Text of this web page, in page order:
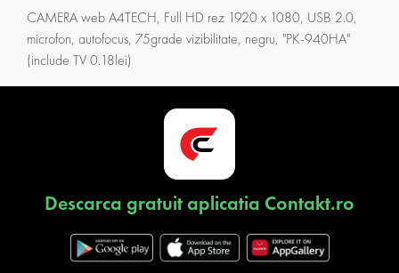
CAMERA web A4TECH, Full HD rez 1920 x 1080, USB 2.0,
microfon, autofocus, 75grade vizibilitate, negru, "PK-940HA"
(include TV 0.18lei)
Descarca gratuit aplicatia Contakt.ro